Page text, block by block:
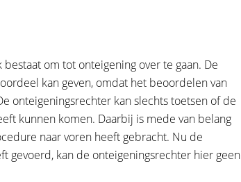
om tot onteigening over te gaan. De
kan geven, omdat het beoordelen van
onteigeningsrechter kan slechts toetsen of de
kunnen komen. Daarbij is mede van belang
naar voren heeft gebracht. Nu de
gevoerd, kan de onteigeningsrechter hier geen